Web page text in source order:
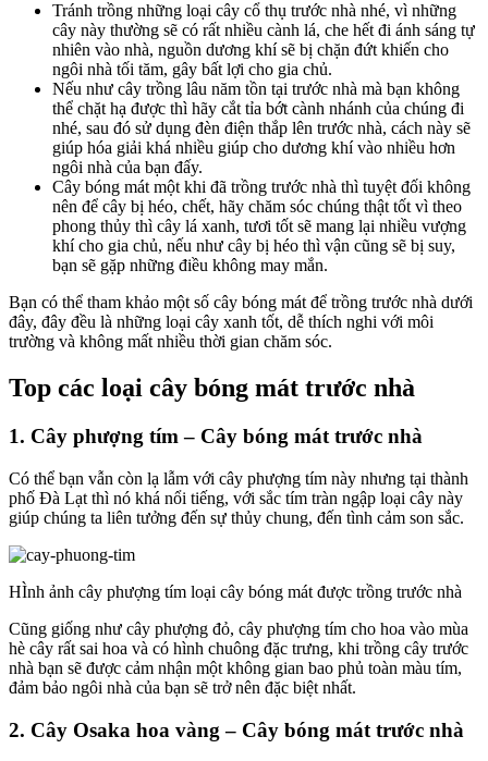
Tránh trồng những loại cây cổ thụ trước nhà nhé, vì những
cây này thường sẽ có rất nhiều cành lá, che hết đi ánh sáng tự
nhiên vào nhà, nguồn dương khí sẽ bị chặn đứt khiến cho
ngôi nhà tối tăm, gây bất lợi cho gia chủ.
Nếu như cây trồng lâu năm tồn tại trước nhà mà bạn không
thể chặt hạ được thì hãy cắt tỉa bớt cành nhánh của chúng đi
nhé, sau đó sử dụng đèn điện thắp lên trước nhà, cách này sẽ
giúp hóa giải khá nhiều giúp cho dương khí vào nhiều hơn
ngôi nhà của bạn đấy.
Cây bóng mát một khi đã trồng trước nhà thì tuyệt đối không
nên để cây bị héo, chết, hãy chăm sóc chúng thật tốt vì theo
phong thủy thì cây lá xanh, tươi tốt sẽ mang lại nhiều vượng
khí cho gia chủ, nếu như cây bị héo thì vận cũng sẽ bị suy,
bạn sẽ gặp những điều không may mắn.
Bạn có thể tham khảo một số cây bóng mát để trồng trước nhà dưới
đây, đây đều là những loại cây xanh tốt, dễ thích nghi với môi
trường và không mất nhiều thời gian chăm sóc.
Top các loại cây bóng mát trước nhà
1. Cây phượng tím – Cây bóng mát trước nhà
Có thể bạn vẫn còn lạ lẫm với cây phượng tím này nhưng tại thành
phố Đà Lạt thì nó khá nổi tiếng, với sắc tím tràn ngập loại cây này
giúp chúng ta liên tưởng đến sự thủy chung, đến tình cảm son sắc.
HÌnh ảnh cây phượng tím loại cây bóng mát được trồng trước nhà
Cũng giống như cây phượng đỏ, cây phượng tím cho hoa vào mùa
hè cây rất sai hoa và có hình chuông đặc trưng, khi trồng cây trước
nhà bạn sẽ được cảm nhận một không gian bao phủ toàn màu tím,
đảm bảo ngôi nhà của bạn sẽ trở nên đặc biệt nhất.
2. Cây Osaka hoa vàng – Cây bóng mát trước nhà